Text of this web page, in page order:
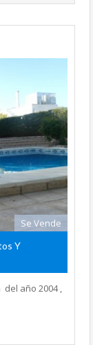
Se Vende
Y
del año 2004 ,